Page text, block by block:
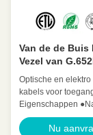
Van de de Buis
Vezel van
de Losse
voor
Optische en elektro
kabels voor
Eigenschappen
procesbeheersing
mechanische en
Nu